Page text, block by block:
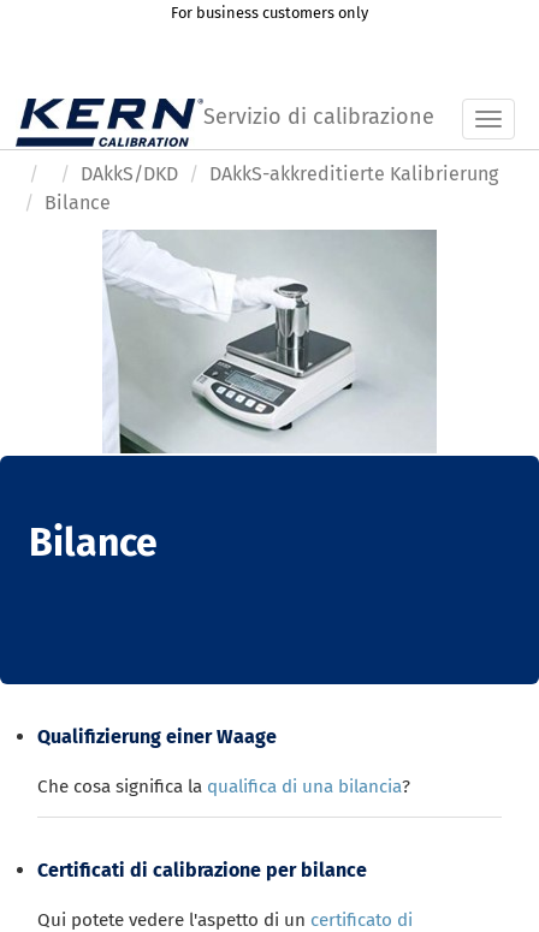
For business customers only
Servizio di calibrazione
DAkkS/DKD
DAkkS-akkreditierte Kalibrierung
Bilance
Bilance
Qualifizierung einer Waage
Che cosa significa la qualifica di una bilancia?
Certificati di calibrazione per bilance
Qui potete vedere l'aspetto di un certificato di